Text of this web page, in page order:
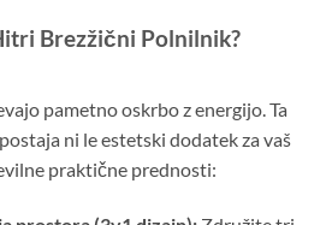
Brezžični Polnilnik?
pametno oskrbo z energijo. Ta
ni le estetski dodatek za vaš
praktične prednosti: